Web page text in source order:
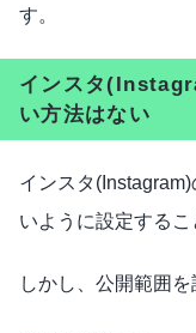
す。
インスタ
い方法はない
インスタ
いように設定するこ
しかし、公開範囲を